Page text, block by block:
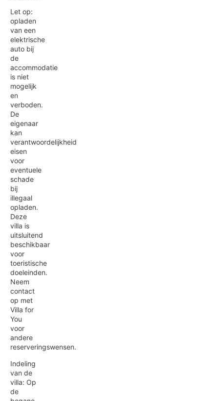
Let op:
opladen
van een
elektrische
auto bij
de
accommodatie
is niet
mogelijk
en
verboden.
De
eigenaar
kan
verantwoordelijkheid
eisen
voor
eventuele
schade
bij
illegaal
opladen.
Deze
villa is
uitsluitend
beschikbaar
voor
toeristische
doeleinden.
Neem
contact
op met
Villa for
You
voor
andere
reserveringswensen.
Indeling
van de
villa: Op
de